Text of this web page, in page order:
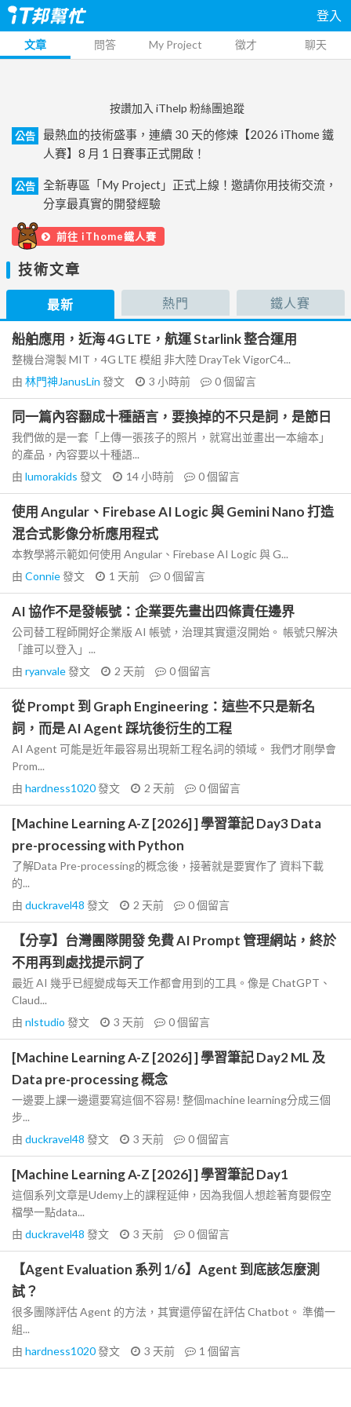
登入
文章 問答 My Project 徵才 聊天
按讚加入 iThelp 粉絲團追蹤
公告
最熱血的技術盛事，連續 30 天的修煉【2026 iThome 鐵
人賽】8 月 1 日賽事正式開啟！
公告
全新專區「My Project」正式上線！邀請你用技術交流，
分享最真實的開發經驗
前往 iThome鐵人賽
技術文章
最新 熱門 鐵人賽
船舶應用，近海 4G LTE，航運 Starlink 整合運用
整機台灣製 MIT，4G LTE 模組 非大陸 DrayTek VigorC4...
由 林門神JanusLin 發文 3 小時前 0個留言
同一篇內容翻成十種語言，要換掉的不只是詞，是節日
我們做的是一套「上傳一張孩子的照片，就寫出並畫出一本繪本」
的產品，內容要以十種語...
由 lumorakids 發文 14 小時前 0個留言
使用 Angular、Firebase AI Logic 與 Gemini Nano 打造
混合式影像分析應用程式
本教學將示範如何使用 Angular、Firebase AI Logic 與 G...
由 Connie發文 1 天前 0個留言
AI 協作不是發帳號：企業要先畫出四條責任邊界
公司替工程師開好企業版 AI 帳號，治理其實還沒開始。 帳號只解決
「誰可以登入」...
由 ryanvale發文 2 天前 0個留言
從 Prompt 到 Graph Engineering：這些不只是新名
詞，而是 AI Agent 踩坑後衍生的工程
AI Agent 可能是近年最容易出現新工程名詞的領域。 我們才剛學會
Prom...
由 hardness1020發文 2 天前 0個留言
[Machine Learning A-Z [2026] ] 學習筆記 Day3 Data
pre-processing with Python
了解Data Pre-processing的概念後，接著就是要實作了 資料下載
的...
由 duckravel48 發文 2 天前 0個留言
【分享】台灣團隊開發 免費 AI Prompt 管理網站，終於
不用再到處找提示詞了
最近 AI 幾乎已經變成每天工作都會用到的工具。像是 ChatGPT、
Claud...
由 nlstudio 發文 3 天前 0個留言
[Machine Learning A-Z [2026] ] 學習筆記 Day2 ML 及
Data pre-processing 概念
一邊要上課一邊還要寫這個不容易! 整個machine learning分成三個
步...
由 duckravel48 發文 3 天前 0個留言
[Machine Learning A-Z [2026] ] 學習筆記 Day1
這個系列文章是Udemy上的課程延伸，因為我個人想趁著育嬰假空
檔學一點data...
由 duckravel48 發文 3 天前 0個留言
【Agent Evaluation 系列 1/6】Agent 到底該怎麼測
試？
很多團隊評估 Agent 的方法，其實還停留在評估 Chatbot。 準備一
組...
由 hardness1020發文 3 天前 1 個留言